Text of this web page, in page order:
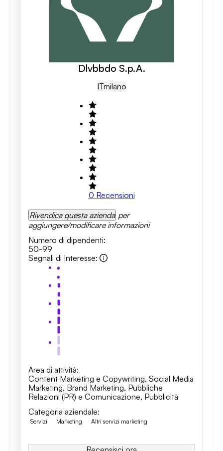
Dlvbbdo S.p.A.
ITMilano
0 Recensioni
Rivendica questa azienda per
aggiungere/modificare informazioni
Numero di dipendenti:
50-99
Segnali di Interesse:
Area di attività:
Content Marketing e Copywriting, Social Media
Marketing, Brand Marketing, Pubbliche
Relazioni (PR) e Comunicazione, Pubblicità
Categoria aziendale:
Servizi Marketing Altri servizi marketing